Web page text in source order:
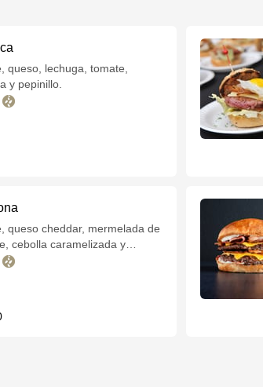
queso, lechuga, tomate,
y pepinillo.
queso cheddar, mermelada de
cebolla caramelizada y